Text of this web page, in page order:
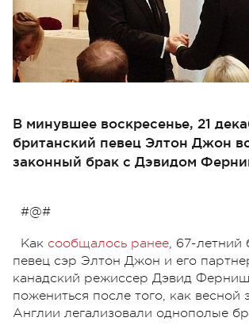
В минувшее воскресенье, 21
британский певец Элтон Джон
законный брак с Дэвидом
#@#
Как сообщалось ранее, 67-летний
певец сэр Элтон Джон и его
канадский режиссер Дэвид
пожениться после того, как весной
Англии легализовали однополые